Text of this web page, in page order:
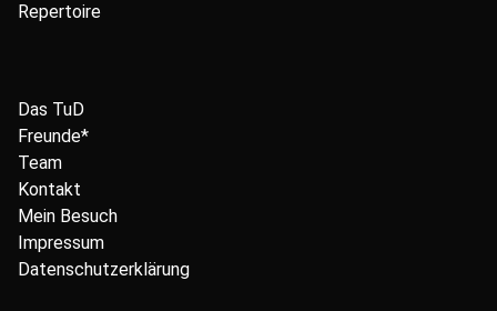
Repertoire
Das TuD
Freunde*
Team
Kontakt
Mein Besuch
Impressum
Datenschutzerklärung